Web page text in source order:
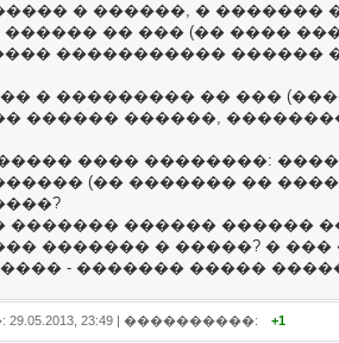
� ������, � �������
������ �� ��� (�� ����
����������� ������
� ��������� �� ���
������ ������,
���� ��������:
(�� ������� ��
������� ������ ������
������� � �����? �
- ������� �����
23:49 | ����������: +1